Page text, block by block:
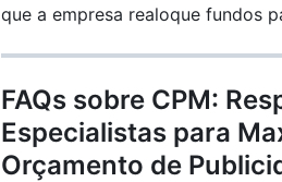
que a empresa realoque fundos
FAQs sobre CPM:
Especialistas para
Orçamento de